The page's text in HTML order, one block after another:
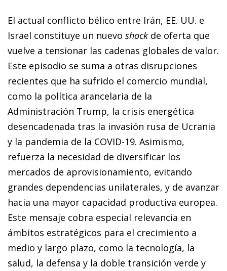
El actual conflicto bélico entre Irán, EE. UU. e
Israel constituye un nuevo shock de oferta que
vuelve a tensionar las cadenas globales de valor.
Este episodio se suma a otras disrupciones
recientes que ha sufrido el comercio mundial,
como la política arancelaria de la
Administración Trump, la crisis energética
desencadenada tras la invasión rusa de Ucrania
y la pandemia de la COVID-19. Asimismo,
refuerza la necesidad de diversificar los
mercados de aprovisionamiento, evitando
grandes dependencias unilaterales, y de avanzar
hacia una mayor capacidad productiva europea.
Este mensaje cobra especial relevancia en
ámbitos estratégicos para el crecimiento a
medio y largo plazo, como la tecnología, la
salud, la defensa y la doble transición verde y